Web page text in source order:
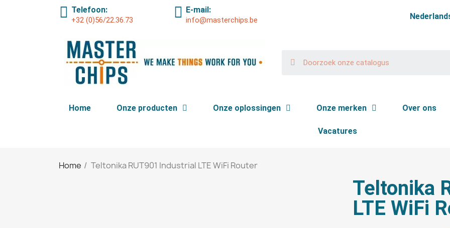
Telefoon:
+32 (0)56/22.36.73
E-mail:
info@masterchips.be
Home Onze producten Onze oplossingen Onze merken Over ons
Vacatures
Home Teltonika RUT901 Industrial LTE WiFi Router
Teltonika
LTE WiFi